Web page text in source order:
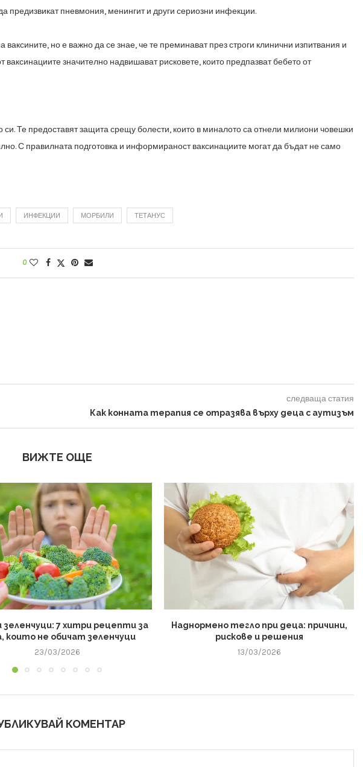
предизвикат пневмония, менингит и други сериозни инфекции.
ваксините, но е важнода се знае, че те преминават през строги клинични изпитвания и
ваксинациите значително надвишаватрисковете, които предпазват бебето от
си. Те предоставятзащита срещу болести, които в миналото са отнели милиони човешки
С правилната подготовка и информираност ваксинациите могат да бъдат не само
ИНФЕКЦИИ МОРБИЛИ ТЕТАНУС
0
следваща статия
Как конната терапия се отразява върху деца с аутизъм
ВИЖТЕ ОЩЕ
зеленчуци: 7 хитри рецепти за
които не обичат зеленчуци
23/03/2026
Наднормено тегло при деца: причини,
рискове и решения
13/03/2026
КОМЕНТАР